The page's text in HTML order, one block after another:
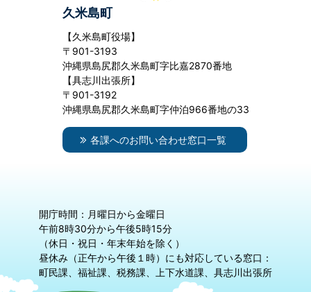
久米島町
【久米島町役場】
〒901-3193
沖縄県島尻郡久米島町字比嘉2870番地
【具志川出張所】
〒901-3192
沖縄県島尻郡久米島町字仲泊966番地の33
各課へのお問い合わせ窓口一覧
開庁時間：月曜日から金曜日
午前8時30分から午後5時15分
（休日・祝日・年末年始を除く）
昼休み（正午から午後１時）にも対応している窓口：
町民課、福祉課、税務課、上下水道課、具志川出張所